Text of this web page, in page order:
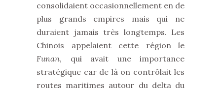
consolidaient occasionnellement en de
plus grands empires mais qui ne
duraient jamais très longtemps. Les
Chinois appelaient cette région le
Funan, qui avait une importance
stratégique car de là on contrôlait les
routes maritimes autour du delta du